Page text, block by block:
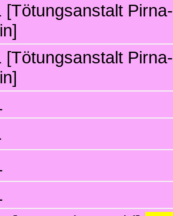
[Tötungsanstalt Pirna-
[Tötungsanstalt Pirna-